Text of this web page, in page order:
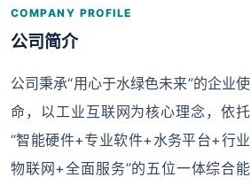
COMPANY PROFILE
公司简介
公司秉承“用心于水绿色未来”的企业使
命，以工业互联网为核心理念，依托
“智能硬件+专业软件+水务平台+行业
物联网+全面服务”的五位一体综合能